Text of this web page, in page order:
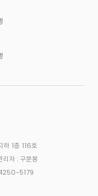
1층 116호
리자 : 구문봉
5179